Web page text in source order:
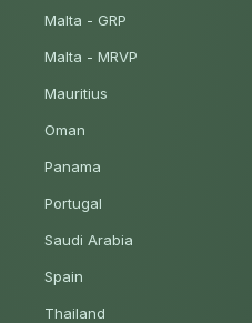
Malta - GRP
Malta - MRVP
Mauritius
Oman
Panama
Portugal
Saudi Arabia
Spain
Thailand